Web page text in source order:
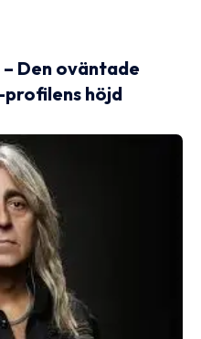
Den oväntade
profilens höjd